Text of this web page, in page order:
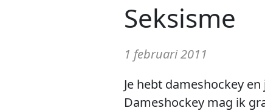
Seksisme
1 februari 2011
Je hebt dameshockey
Dameshockey mag ik